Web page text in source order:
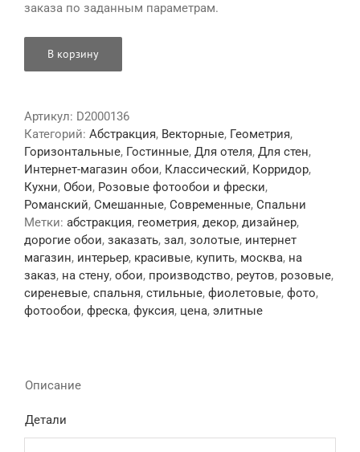
заказа по заданным параметрам.
В корзину
Артикул: D2000136
Категорий: Абстракция, Векторные, Геометрия,
Горизонтальные, Гостинные, Для отеля, Для стен,
Интернет-магазин обои, Классический, Корридор,
Кухни, Обои, Розовые фотообои и фрески,
Романский, Смешанные, Современные, Спальни
Метки: абстракция, геометрия, декор, дизайнер,
дорогие обои, заказать, зал, золотые, интернет
магазин, интерьер, красивые, купить, москва, на
заказ, на стену, обои, производство, реутов, розовые,
сиреневые, спальня, стильные, фиолетовые, фото,
фотообои, фреска, фуксия, цена, элитные
Описание
Детали